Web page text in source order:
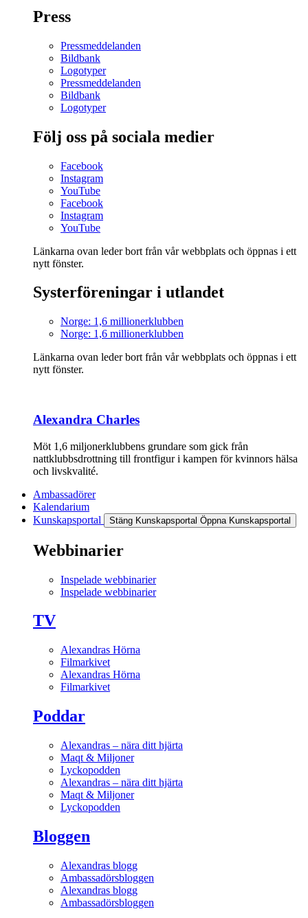
Press
Pressmeddelanden
Bildbank
Logotyper
Pressmeddelanden
Bildbank
Logotyper
Följ oss på sociala medier
Facebook
Instagram
YouTube
Facebook
Instagram
YouTube
Länkarna ovan leder bort från vår webbplats och öppnas i ett
nytt fönster.
Systerföreningar i utlandet
Norge: 1,6 millionerklubben
Norge: 1,6 millionerklubben
Länkarna ovan leder bort från vår webbplats och öppnas i ett
nytt fönster.
Alexandra Charles
Möt 1,6 miljonerklubbens grundare som gick från
nattklubbsdrottning till frontfigur i kampen för kvinnors hälsa
och livskvalité.
Ambassadörer
Kalendarium
Kunskapsportal
Stäng Kunskapsportal Öppna Kunskapsportal
Webbinarier
Inspelade webbinarier
Inspelade webbinarier
TV
Alexandras Hörna
Filmarkivet
Alexandras Hörna
Filmarkivet
Poddar
Alexandras – nära ditt hjärta
Maqt & Miljoner
Lyckopodden
Alexandras – nära ditt hjärta
Maqt & Miljoner
Lyckopodden
Bloggen
Alexandras blogg
Ambassadörsbloggen
Alexandras blogg
Ambassadörsbloggen